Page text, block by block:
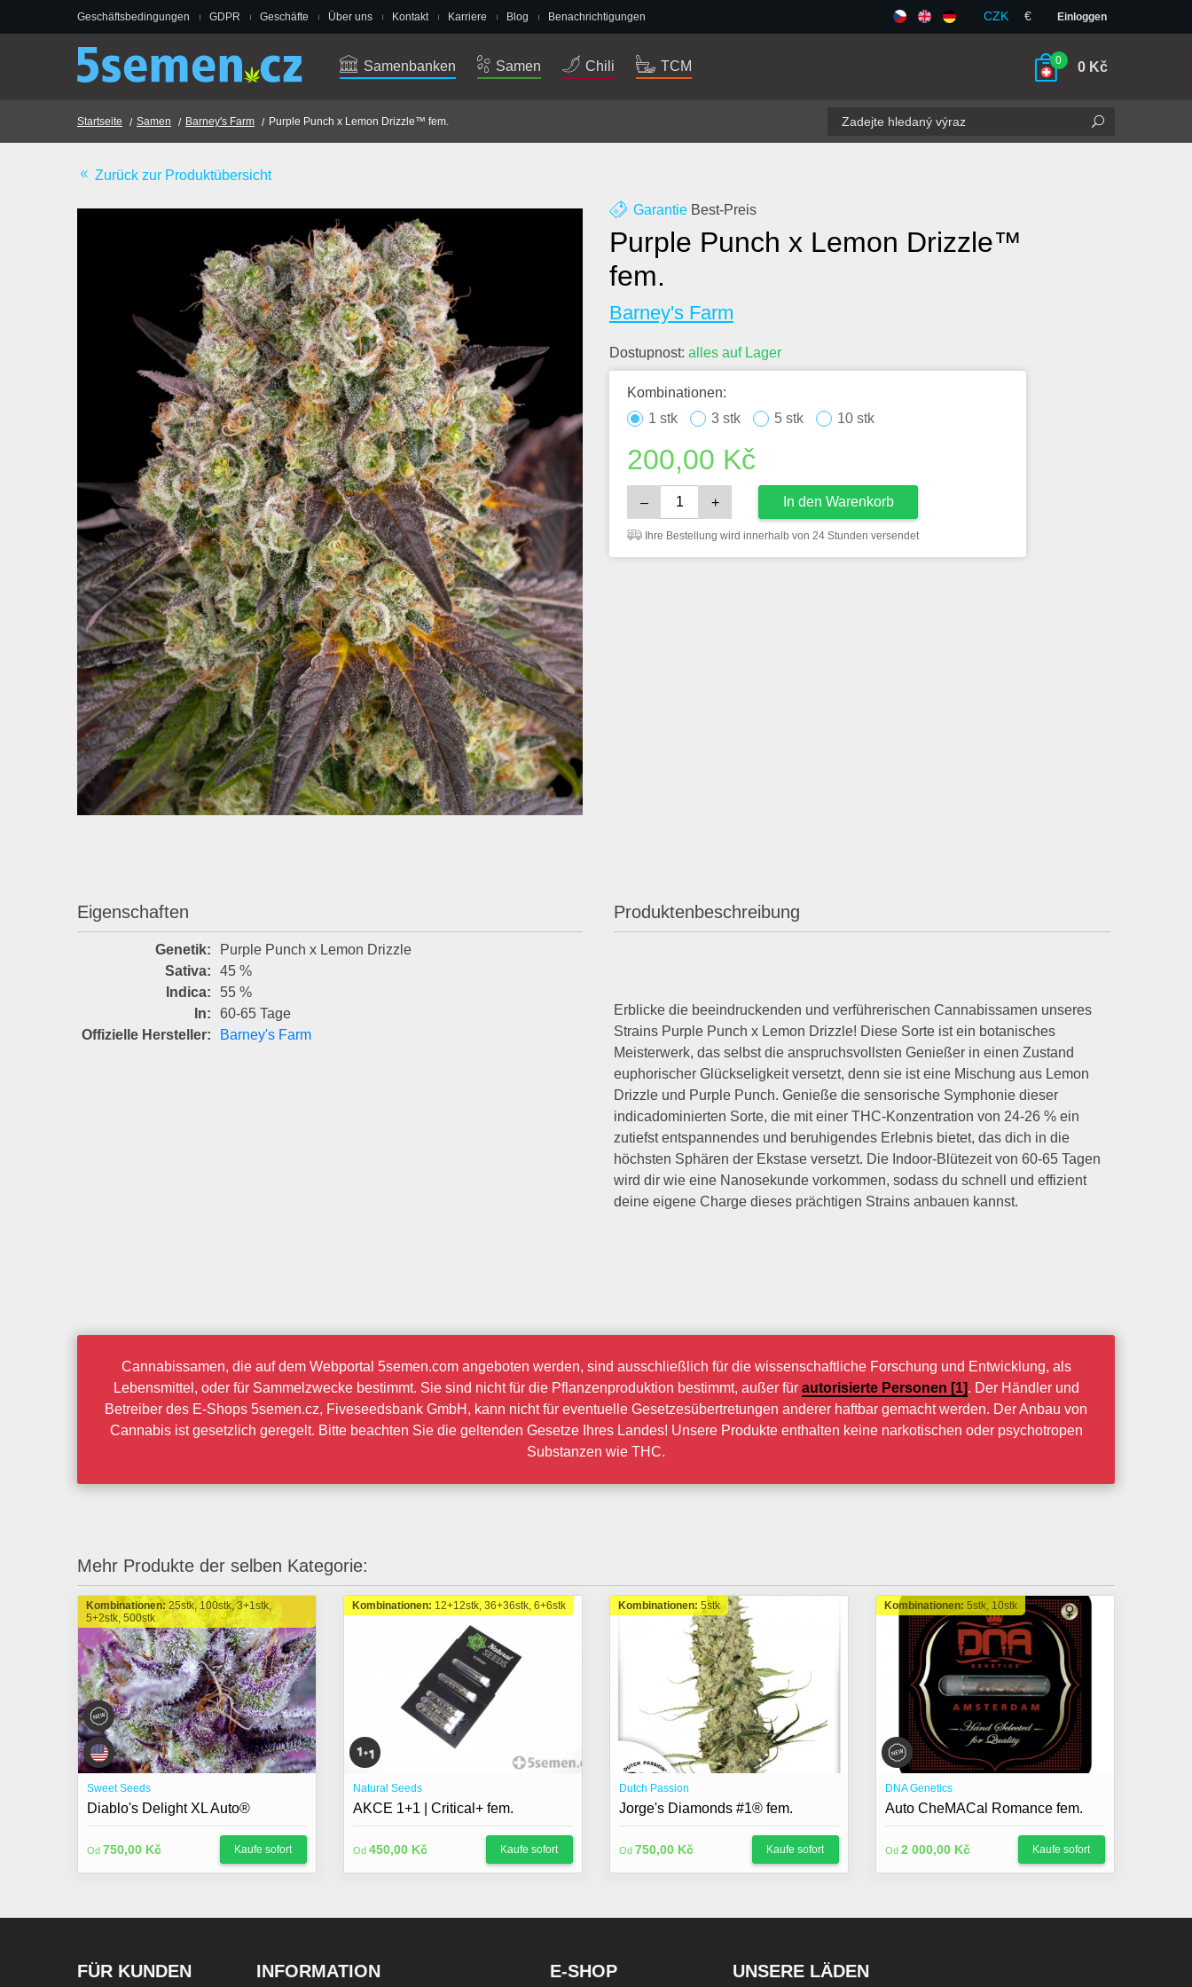
Geschäftsbedingungen GDPR Geschäfte Über uns Kontakt Karriere Blog Benachrichtigungen CZK € Einloggen
Samenbanken Samen Chili TCM 0 0 Kč
Startseite Samen Barney's Farm Purple Punch x Lemon Drizzle™ fem.
Zurück zur Produktübersicht
Garantie Best-Preis
Purple Punch x Lemon Drizzle™
fem.
Barney's Farm
Dostupnost: alles auf Lager
Kombinationen:
1 stk
3 stk 5 stk 10 stk
200,00 Kč
– + In den Warenkorb
Ihre Bestellung wird innerhalb von 24 Stunden versendet
Eigenschaften
Genetik:
Purple Punch x Lemon Drizzle
Sativa:
45 %
Indica:
55 %
In:
60-65 Tage
Offizielle Hersteller:
Barney's Farm
Produktenbeschreibung
Erblicke die beeindruckenden und verführerischen Cannabissamen unseres
Strains Purple Punch x Lemon Drizzle! Diese Sorte ist ein botanisches
Meisterwerk, das selbst die anspruchsvollsten Genießer in einen Zustand
euphorischer Glückseligkeit versetzt, denn sie ist eine Mischung aus Lemon
Drizzle und Purple Punch. Genieße die sensorische Symphonie dieser
indicadominierten Sorte, die mit einer THC-Konzentration von 24-26 % ein
zutiefst entspannendes und beruhigendes Erlebnis bietet, das dich in die
höchsten Sphären der Ekstase versetzt. Die Indoor-Blütezeit von 60-65 Tagen
wird dir wie eine Nanosekunde vorkommen, sodass du schnell und effizient
deine eigene Charge dieses prächtigen Strains anbauen kannst.
Cannabissamen, die auf dem Webportal 5semen.com angeboten werden, sind ausschließlich für die wissenschaftliche Forschung und Entwicklung, als
Lebensmittel, oder für Sammelzwecke bestimmt. Sie sind nicht für die Pflanzenproduktion bestimmt, außer für autorisierte Personen [1]. Der Händler und
Betreiber des E-Shops 5semen.cz, Fiveseedsbank GmbH, kann nicht für eventuelle Gesetzesübertretungen anderer haftbar gemacht werden. Der Anbau von
Cannabis ist gesetzlich geregelt. Bitte beachten Sie die geltenden Gesetze Ihres Landes! Unsere Produkte enthalten keine narkotischen oder psychotropen
Substanzen wie THC.
Mehr Produkte der selben Kategorie:
Kombinationen:25stk, 100stk, 3+1stk,
5+2stk, 500stk
Sweet Seeds
Diablo's Delight XL Auto®
Od 750,00 Kč Kaufe sofort
Kombinationen: 12+12stk, 36+36stk, 6+6stk
Natural Seeds
AKCE 1+1 | Critical+ fem.
Od 450,00 Kč Kaufe sofort
Kombinationen:5stk
Dutch Passion
Jorge's Diamonds #1® fem.
Od 750,00 Kč Kaufe sofort
Kombinationen: 5stk, 10stk
DNA Genetics
Auto CheMACal Romance fem.
Od 2 000,00 Kč Kaufe sofort
FÜR KUNDEN INFORMATION E-SHOP UNSERE LÄDEN